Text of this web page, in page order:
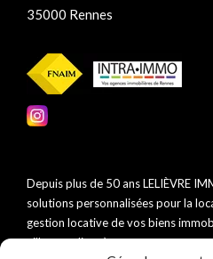
35000 Rennes
Depuis plus de 50 ans LELIÈVRE
solutions personnalisées pour la
gestion locative de vos biens
villas, studios…).